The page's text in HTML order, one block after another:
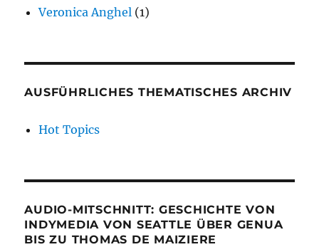
Veronica Anghel (1)
AUSFÜHRLICHES THEMATISCHES ARCHIV
Hot Topics
AUDIO-MITSCHNITT: GESCHICHTE VON
INDYMEDIA VON SEATTLE ÜBER GENUA
BIS ZU THOMAS DE MAIZIERE